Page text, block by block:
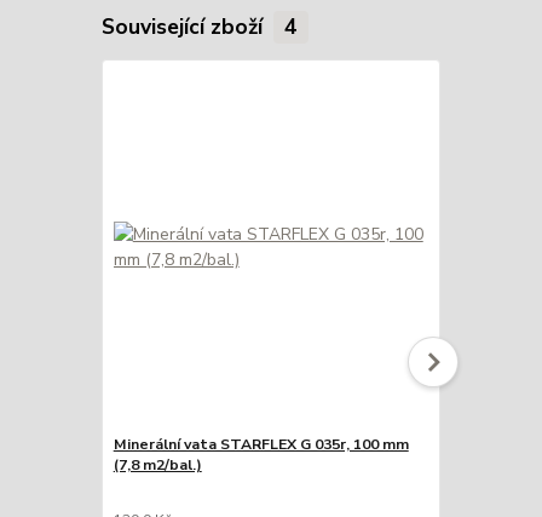
Související zboží 4
Minerální vata STARFLEX G 035r, 100 mm
(7,8 m2/bal.)